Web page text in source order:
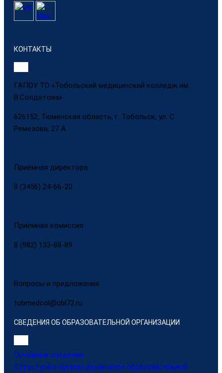
КОНТАКТЫ
ГАПОУ ТО «Тобольский медицинский колледж им.
В.Солдатова»
626152, Тюменская область, г. Тобольск, ул. С.
Ремезова, 27 А
Приёмная директора
8 (3456) 24-66-20
Приёмная комиссия
8 (982) 133-88-89
Вопросы и предложения
tobmedcol@obl72.ru
СВЕДЕНИЯ ОБ ОБРАЗОВАТЕЛЬНОЙ ОРГАНИЗАЦИИ
Основные сведения
Структура и органы управления образовательной